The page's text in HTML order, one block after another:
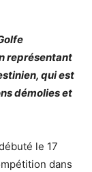
représentant
qui est
démolies et
le 17
dans